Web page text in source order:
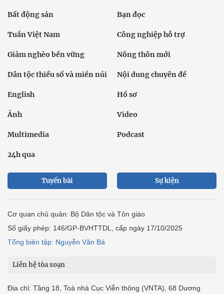
Bất động sản Bạn đọc
Tuần Việt Nam Công nghiệp hỗ trợ
Giảm nghèo bền vững Nông thôn mới
Dân tộc thiểu số và miền núi Nội dung chuyên đề
English Hồ sơ
Ảnh Video
Multimedia Podcast
24h qua
Tuyến bài Sự kiện
Cơ quan chủ quản: Bộ Dân tộc và Tôn giáo
Số giấy phép: 146/GP-BVHTTDL, cấp ngày 17/10/2025
Tổng biên tập: Nguyễn Văn Bá
Liên hệ tòa soạn
Địa chỉ: Tầng 18, Toà nhà Cục Viễn thông (VNTA), 68 Dương